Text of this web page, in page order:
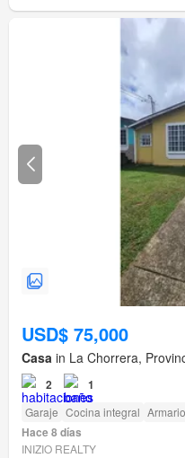
USD$ 75,000
Casa in La Chorrera,
2 1
Garaje Cocina integral
Hace 8 días
INIZIO REALTY